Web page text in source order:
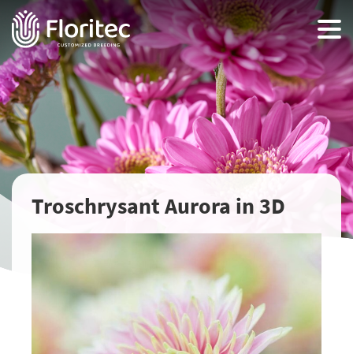
Troschrysant Aurora in 3D